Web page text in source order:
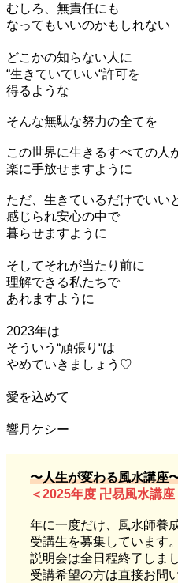
むしろ、無責任にも
なってもいいのかもしれない
どこかの知らない人に
“生きていていい“許可を
得るような
そんな無駄な努力の全てを
この世界に生きるすべての人
楽に手放せますように
ただ、生きているだけでいい
感じられ安心の中で
暮らせますように
そしてそれが当たり前に
理解できる私たちで
あれますように
2023年は
そういう“頑張り“は
やめていきましょう♡
愛を込めて
響月ケシー
〜人生が変わる風水講座
＜2025年度 卍易風水講
年に一度だけ、風水師養
受講生を募集しています。
説明会は全日程終了しまし
受講希望の方は直接お問